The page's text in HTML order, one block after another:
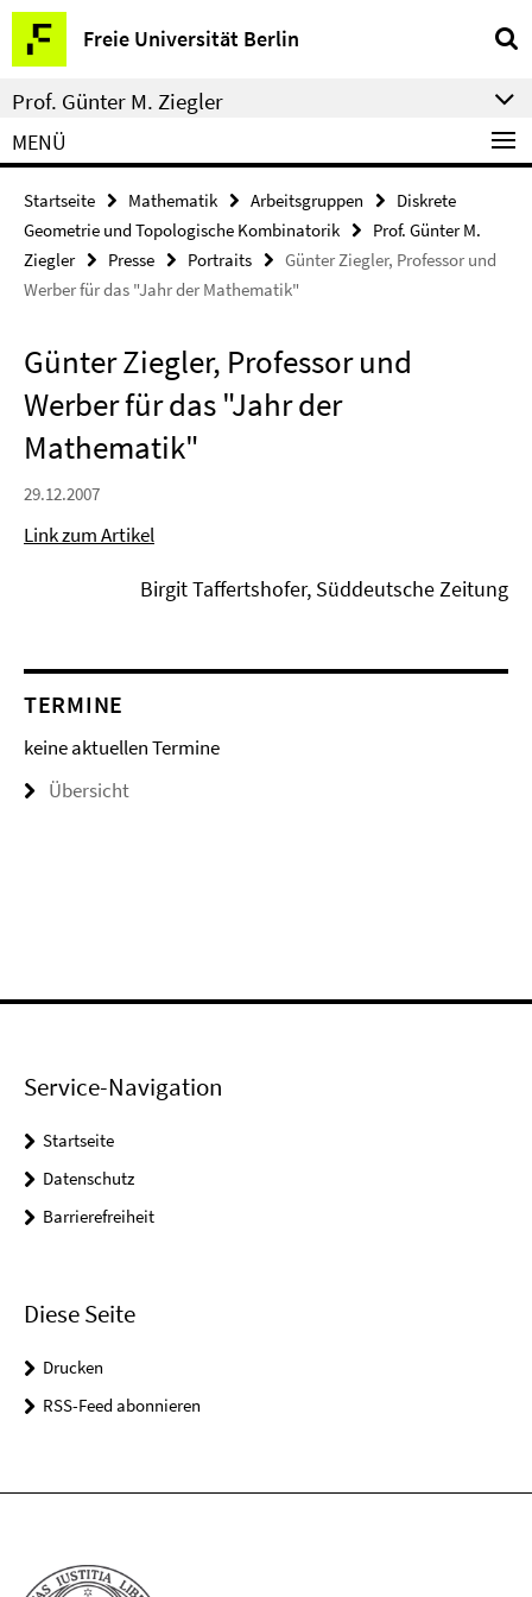
Springe
direkt
zu
Inhalt
Freie Universität Berlin
Service-
Navigation
Prof. Günter M. Ziegler
MENÜ
Startseite Mathematik Arbeitsgruppen
Diskrete
Geometrie und Topologische Kombinatorik
Prof. Günter M.
Ziegler
Presse Portraits
Günter Ziegler, Professor und
Werber für das "Jahr der Mathematik"
Günter Ziegler, Professor und
Werber für das "Jahr der
Mathematik"
29.12.2007
Link zum Artikel
Birgit Taffertshofer, Süddeutsche Zeitung
TERMINE
keine aktuellen Termine
Übersicht
Service-Navigation
Startseite
Datenschutz
Barrierefreiheit
Diese Seite
Drucken
RSS-Feed abonnieren